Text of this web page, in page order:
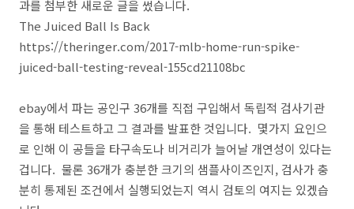
과를 첨부한 새로운 글을 썼습니다.
The Juiced Ball Is Back
https://theringer.com/2017-mlb-home-run-spike-
juiced-ball-testing-reveal-155cd21108bc
ebay에서 파는 공인구 36개를 직접 구입해서 독립적 검사기관
을 통해 테스트하고 그 결과를 발표한 것입니다. 몇가지 요인으
로 인해 이 공들을 타구속도나 비거리가 늘어날 개연성이 있다는
겁니다. 물론 36개가 충분한 크기의 샘플사이즈인지, 검사가 충
분히 통제된 조건에서 실행되었는지 역시 검토의 여지는 있겠습